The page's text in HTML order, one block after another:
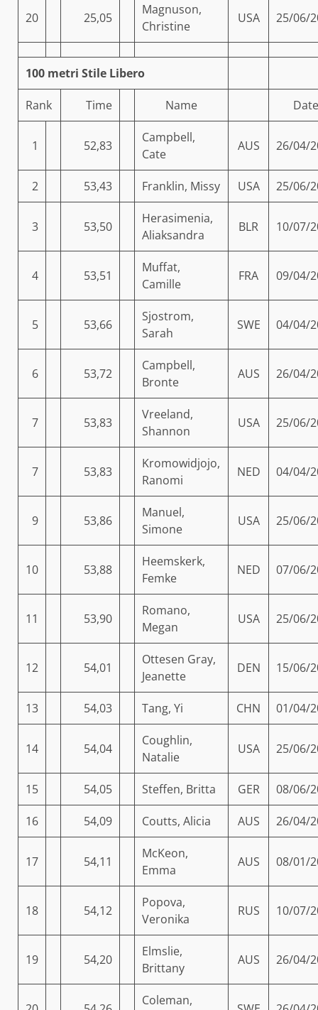
20 25,05
Magnuson,
Christine
USA 25/06/
100 metri Stile Libero
Rank Time Name Date
1 52,83
Campbell,
Cate
AUS 26/04/
2 53,43 Franklin, Missy USA 25/06/
3 53,50
Herasimenia,
Aliaksandra
BLR 10/07/
4 53,51
Muffat,
Camille
FRA 09/04/
5 53,66
Sjostrom,
Sarah
SWE 04/04/
6 53,72
Campbell,
Bronte
AUS 26/04/
7 53,83
Vreeland,
Shannon
USA 25/06/
7 53,83
Kromowidjojo,
Ranomi
NED 04/04/
9 53,86
Manuel,
Simone
USA 25/06/
10 53,88
Heemskerk,
Femke
NED 07/06/
11 53,90
Romano,
Megan
USA 25/06/
12 54,01
Ottesen Gray,
Jeanette
DEN 15/06/
13 54,03 Tang, Yi CHN 01/04/
14 54,04
Coughlin,
Natalie
USA 25/06/
15 54,05 Steffen, Britta GER 08/06/
16 54,09 Coutts, Alicia AUS 26/04/
17 54,11
McKeon,
Emma
AUS 08/01/
18 54,12
Popova,
Veronika
RUS 10/07/
19 54,20
Elmslie,
Brittany
AUS 26/04/
Coleman,